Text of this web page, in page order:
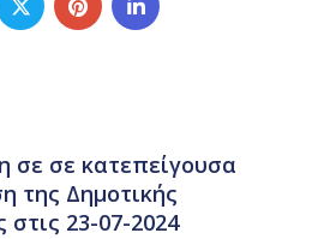
σε σε κατεπείγουσα
της Δημοτικής
στις 23-07-2024